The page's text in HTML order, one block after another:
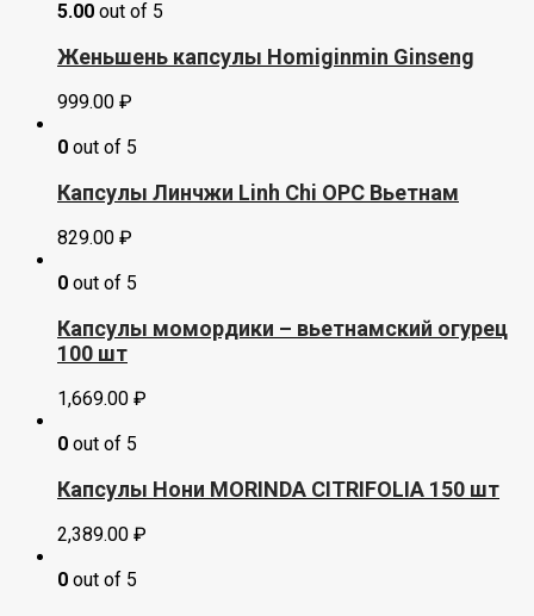
5.00 out of 5
Женьшень капсулы Homiginmin Ginseng
999.00 ₽
0 out of 5
Капсулы Линчжи Linh Chi OPC Вьетнам
829.00 ₽
0 out of 5
Капсулы момордики – вьетнамский огурец
100 шт
1,669.00 ₽
0 out of 5
Капсулы Нони MORINDA CITRIFOLIA 150 шт
2,389.00 ₽
0 out of 5